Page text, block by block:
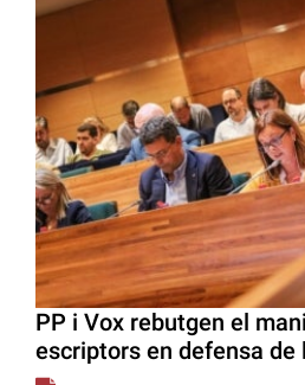
PP i Vox rebutgen el
escriptors en defensa de